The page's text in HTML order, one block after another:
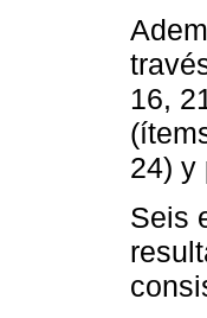
16,
24) y
Seis